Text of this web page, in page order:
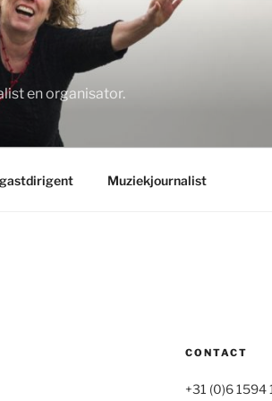
en organisator.
Muziekjournalist
CONTACT
+31 (0)6 1594